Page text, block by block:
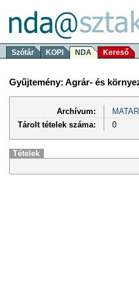
Szótár KOPI NDA Kereső
Gyűjtemény: Agrár- és
Archívum:
Tárolt tételek száma:
0
Tételek